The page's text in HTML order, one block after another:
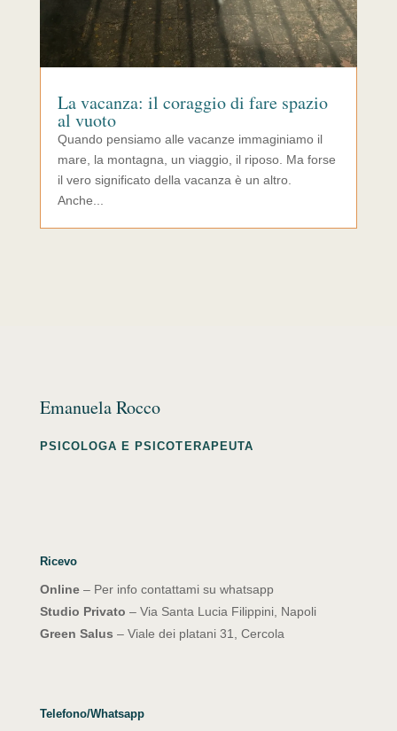
La vacanza: il coraggio di fare spazio
al vuoto
Quando pensiamo alle vacanze immaginiamo il
mare, la montagna, un viaggio, il riposo. Ma forse
il vero significato della vacanza è un altro.
Anche...
Emanuela Rocco
PSICOLOGA E PSICOTERAPEUTA
Ricevo
Online– Per info contattami su whatsapp
Studio Privato – Via Santa Lucia Filippini, Napoli
Green Salus – Viale dei platani 31, Cercola
Telefono/Whatsapp